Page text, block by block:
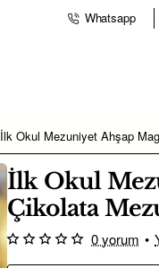
Whatsapp
İlk Okul Mezuniyet Ahşap
İlk Okul
Çikolata
0 yorum •